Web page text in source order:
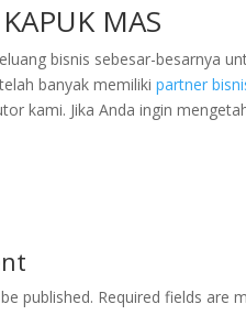
MAS
bisnis sebesar-besarnya
banyak memilikipartner
kami. Jika Anda ingin
published. Required fields are